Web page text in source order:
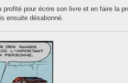
pour écrire son livre et en faire la
ensuite désabonné.